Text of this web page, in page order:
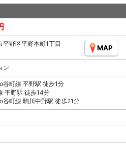
平野区平野本町1丁目
MAP
ン
町線 平野駅 徒歩1分
平野駅 徒歩14分
町線 駒川中野駅 徒歩21分